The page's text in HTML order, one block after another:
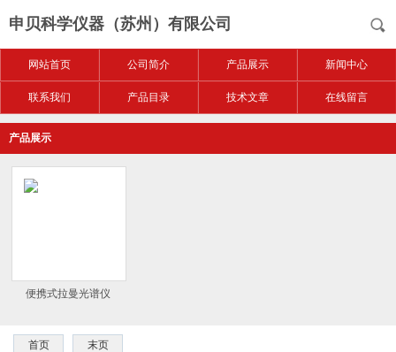
申贝科学仪器（苏州）有限公司
网站首页 公司简介 产品展示 新闻中心
联系我们 产品目录 技术文章 在线留言
产品展示
便携式拉曼光谱仪
首页 末页